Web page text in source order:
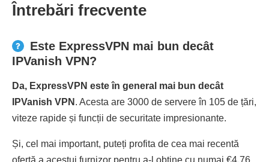
Întrebări frecvente
Este ExpressVPN mai bun decât
IPVanish VPN?
Da, ExpressVPN este în general mai bun decât
IPVanish VPN . Acesta are 3000 de servere în 105 de țări,
viteze rapide și funcții de securitate impresionante.
Și, cel mai important, puteți profita de cea mai recentă
ofertă a acestui furnizor pentru a-l obține cu numai €4.76